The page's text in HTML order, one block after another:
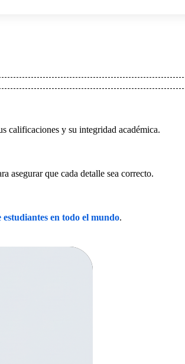
calificaciones y su integridad académica.
asegurar que cada detalle sea correcto.
en todo el mundo.